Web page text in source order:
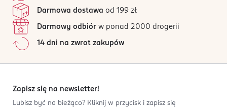
Darmowa dostawa od 199 zł
Darmowy odbiór w ponad 2000 drogerii
14 dni na zwrot zakupów
Zapisz się na newsletter!
Lubisz być na bieżąco? Kliknij w przycisk i zapisz się